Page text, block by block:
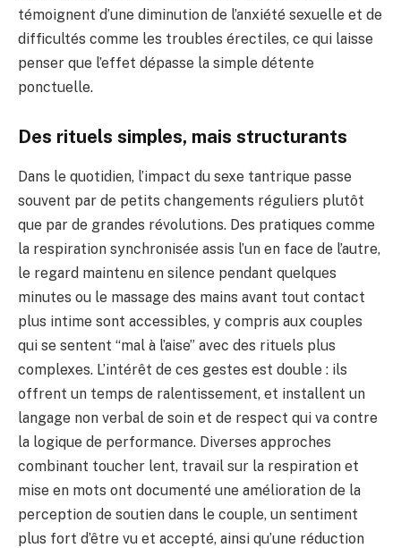
témoignent d’une diminution de l’anxiété sexuelle et de
difficultés comme les troubles érectiles, ce qui laisse
penser que l’effet dépasse la simple détente
ponctuelle.
Des rituels simples, mais structurants
Dans le quotidien, l’impact du sexe tantrique passe
souvent par de petits changements réguliers plutôt
que par de grandes révolutions. Des pratiques comme
la respiration synchronisée assis l’un en face de l’autre,
le regard maintenu en silence pendant quelques
minutes ou le massage des mains avant tout contact
plus intime sont accessibles, y compris aux couples
qui se sentent “mal à l’aise” avec des rituels plus
complexes. L’intérêt de ces gestes est double : ils
offrent un temps de ralentissement, et installent un
langage non verbal de soin et de respect qui va contre
la logique de performance. Diverses approches
combinant toucher lent, travail sur la respiration et
mise en mots ont documenté une amélioration de la
perception de soutien dans le couple, un sentiment
plus fort d’être vu et accepté, ainsi qu’une réduction